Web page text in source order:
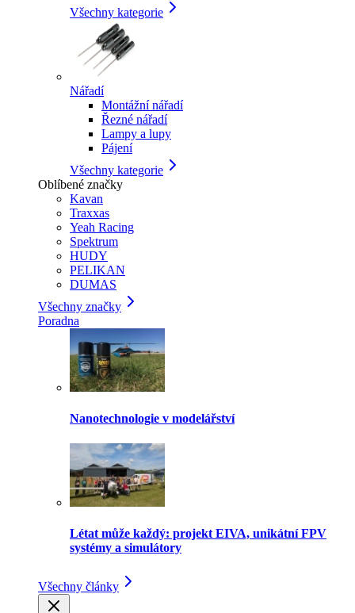
Všechny kategorie
Nářadí
Montážní nářadí
Řezné nářadí
Lampy a lupy
Pájení
Všechny kategorie
Oblíbené značky
Kavan
Traxxas
Yeah Racing
Spektrum
HUDY
PELIKAN
DUMAS
Všechny značky
Poradna
Nanotechnologie v modelářství
Létat může každý: projekt EIVA, unikátní FPV
systémy a simulátory
Všechny články